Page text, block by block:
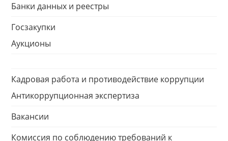
Банки данных и реестры
Госзакупки
Аукционы
Кадровая работа и противодействие коррупции
Антикоррупционная экспертиза
Вакансии
Комиссия по соблюдению требований к